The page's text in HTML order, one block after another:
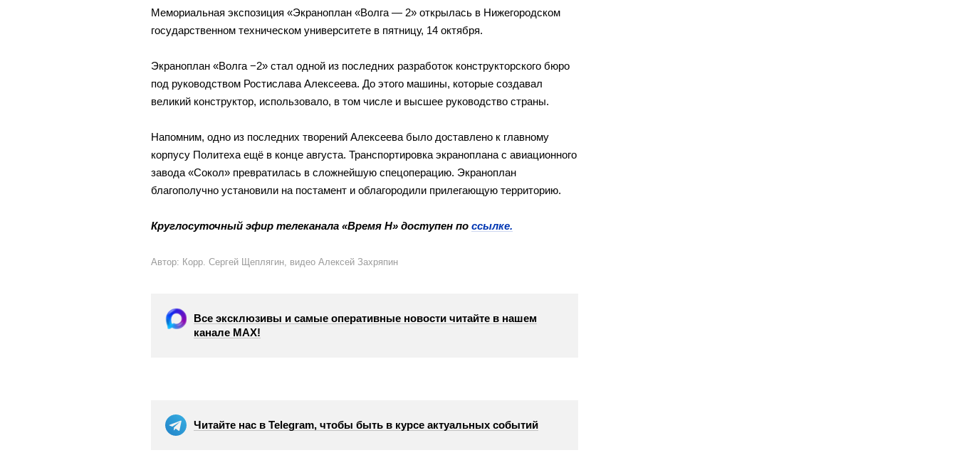
Мемориальная экспозиция «Экраноплан «Волга — 2» открылась в Нижегородском
государственном техническом университете в пятницу, 14 октября.
Экраноплан «Волга −2» стал одной из последних разработок конструкторского бюро
под руководством Ростислава Алексеева. До этого машины, которые создавал
великий конструктор, использовало, в том числе и высшее руководство страны.
Напомним, одно из последних творений Алексеева было доставлено к главному
корпусу Политеха ещё в конце августа. Транспортировка экраноплана с авиационного
завода «Сокол» превратилась в сложнейшую спецоперацию. Экраноплан
благополучно установили на постамент и облагородили прилегающую территорию.
Круглосуточный эфир телеканала «Время Н» доступен по ссылке.
Автор: Корр. Сергей Щеплягин, видео Алексей Захряпин
Все эксклюзивы и самые оперативные новости читайте в нашем
канале МАХ!
Читайте нас в Telegram, чтобы быть в курсе актуальных событий